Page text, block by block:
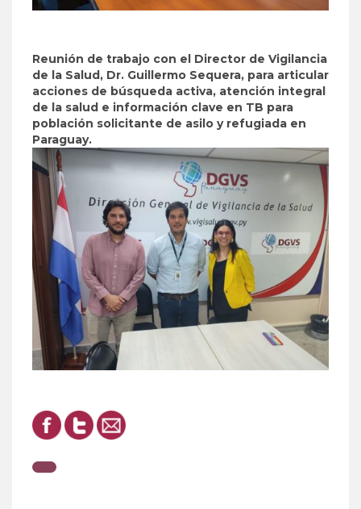
Reunión de trabajo con el Director de Vigilancia
de la Salud, Dr. Guillermo Sequera, para articular
acciones de búsqueda activa, atención integral
de la salud e información clave en TB para
población solicitante de asilo y refugiada en
Paraguay.